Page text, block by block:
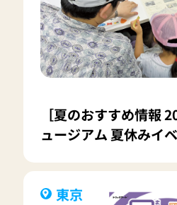
［夏のおすすめ情報
ュージアム 夏休みイ
東京